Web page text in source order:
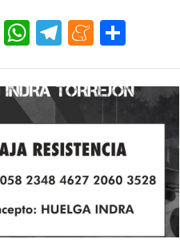
WhatsApp
Telegram